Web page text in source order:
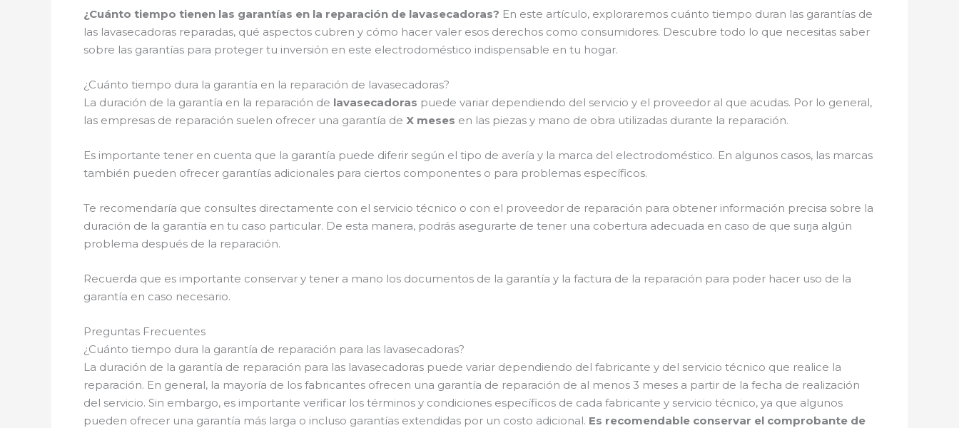
¿Cuánto tiempo tienen las garantías en la reparación de lavasecadoras? En este artículo, exploraremos cuánto tiempo duran las garantías de
las lavasecadoras reparadas, qué aspectos cubren y cómo hacer valer esos derechos como consumidores. Descubre todo lo que necesitas saber
sobre las garantías para proteger tu inversión en este electrodoméstico indispensable en tu hogar.
¿Cuánto tiempo dura la garantía en la reparación de lavasecadoras?
La duración de la garantía en la reparación de lavasecadoras puede variar dependiendo del servicio y el proveedor al que acudas. Por lo general,
las empresas de reparación suelen ofrecer una garantía de X meses en las piezas y mano de obra utilizadas durante la reparación.
Es importante tener en cuenta que la garantía puede diferir según el tipo de avería y la marca del electrodoméstico. En algunos casos, las marcas
también pueden ofrecer garantías adicionales para ciertos componentes o para problemas específicos.
Te recomendaría que consultes directamente con el servicio técnico o con el proveedor de reparación para obtener información precisa sobre la
duración de la garantía en tu caso particular. De esta manera, podrás asegurarte de tener una cobertura adecuada en caso de que surja algún
problema después de la reparación.
Recuerda que es importante conservar y tener a mano los documentos de la garantía y la factura de la reparación para poder hacer uso de la
garantía en caso necesario.
Preguntas Frecuentes
¿Cuánto tiempo dura la garantía de reparación para las lavasecadoras?
La duración de la garantía de reparación para las lavasecadoras puede variar dependiendo del fabricante y del servicio técnico que realice la
reparación. En general, la mayoría de los fabricantes ofrecen una garantía de reparación de al menos 3 meses a partir de la fecha de realización
del servicio. Sin embargo, es importante verificar los términos y condiciones específicos de cada fabricante y servicio técnico, ya que algunos
pueden ofrecer una garantía más larga o incluso garantías extendidas por un costo adicional. Es recomendable conservar el comprobante de